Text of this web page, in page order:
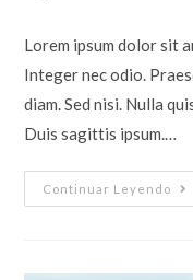
Lorem ipsum dolor sit
Integer nec odio.
diam. Sed nisi. Nulla
Duis sagittis ipsum.…
Continuar Leyendo